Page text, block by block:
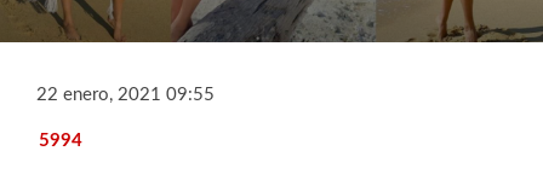
22 enero, 2021 09:55
5994